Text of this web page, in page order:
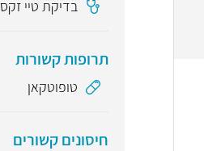
בדיקת טיי זקס
תרופות קשורות
טופוטקאן
חיסונים קשורים